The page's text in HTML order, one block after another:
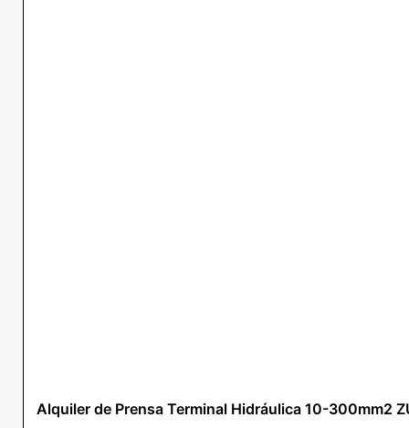
Alquiler de Prensa Terminal Hidráulica 10-300mm2